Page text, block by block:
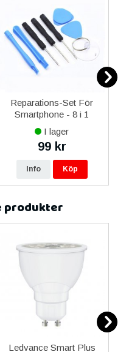
Reparations-Set För
Smartphone - 8 i 1
I lager
99 kr
Info Köp
produkter
Ledvance Smart Plus